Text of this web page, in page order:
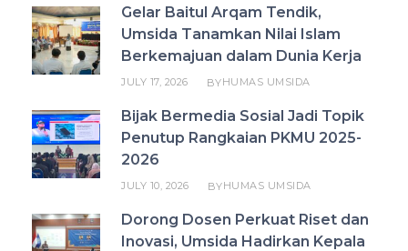
Gelar Baitul Arqam Tendik,
Umsida Tanamkan Nilai Islam
Berkemajuan dalam Dunia Kerja
JULY 17, 2026 BYHUMAS UMSIDA
Bijak Bermedia Sosial Jadi Topik
Penutup Rangkaian PKMU 2025-
2026
JULY 10, 2026 BYHUMAS UMSIDA
Dorong Dosen Perkuat Riset dan
Inovasi, Umsida Hadirkan Kepala